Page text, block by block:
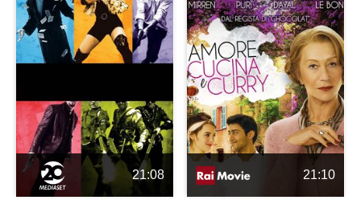
21:08 21:10